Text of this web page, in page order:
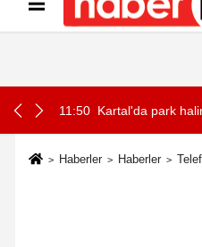
İletişim Gizlilik
2'si İYTE'den
11:50 Kartal'da park
Haberler Haberler